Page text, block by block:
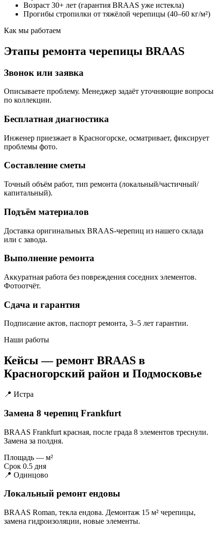
Возраст 30+ лет (гарантия BRAAS уже истекла)
Прогибы стропилки от тяжёлой черепицы (40–60 кг/м²)
Как мы работаем
Этапы ремонта черепицы BRAAS
Звонок или заявка
Описываете проблему. Менеджер задаёт уточняющие вопросы
по коллекции.
Бесплатная диагностика
Инженер приезжает в Красногорске, осматривает, фиксирует
проблемы фото.
Составление сметы
Точный объём работ, тип ремонта (локальный/частичный/
капитальный).
Подъём материалов
Доставка оригинальных BRAAS-черепиц из нашего склада
или с завода.
Выполнение ремонта
Аккуратная работа без повреждения соседних элементов.
Фотоотчёт.
Сдача и гарантия
Подписание актов, паспорт ремонта, 3–5 лет гарантии.
Наши работы
Кейсы — ремонт BRAAS в
Красногорский район и Подмосковье
📍 Истра
Замена 8 черепиц Frankfurt
BRAAS Frankfurt красная, после града 8 элементов треснули.
Замена за полдня.
Площадь — м²
Срок 0.5 дня
📍 Одинцово
Локальный ремонт ендовы
BRAAS Roman, текла ендова. Демонтаж 15 м² черепицы,
замена гидроизоляции, новые элементы.